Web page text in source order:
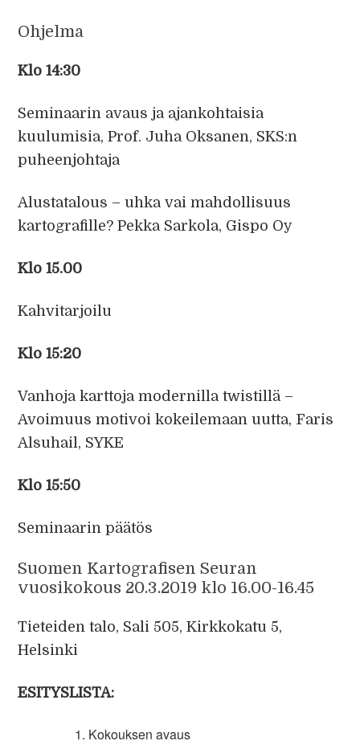
Ohjelma
Klo 14:30
Seminaarin avaus ja ajankohtaisia
kuulumisia, Prof. Juha Oksanen, SKS:n
puheenjohtaja
Alustatalous – uhka vai mahdollisuus
kartografille? Pekka Sarkola, Gispo Oy
Klo 15.00
Kahvitarjoilu
Klo 15:20
Vanhoja karttoja modernilla twistillä –
Avoimuus motivoi kokeilemaan uutta, Faris
Alsuhail, SYKE
Klo 15:50
Seminaarin päätös
Suomen Kartografisen Seuran
vuosikokous 20.3.2019 klo 16.00-16.45
Tieteiden talo, Sali 505, Kirkkokatu 5,
Helsinki
ESITYSLISTA:
Kokouksen avaus